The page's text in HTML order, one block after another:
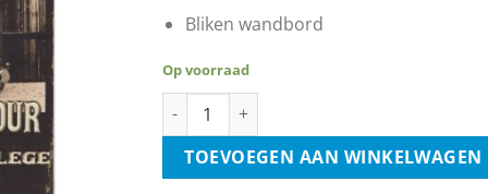
Bliken wandbord
Op voorraad
Motorhead Ace Of Spades Tour 1981 aantal
TOEVOEGEN AAN WINKELWAGEN